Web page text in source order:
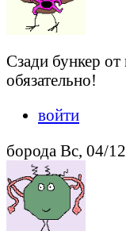
Cзади бункер
обязательно!
войти
борода Вс, 04/